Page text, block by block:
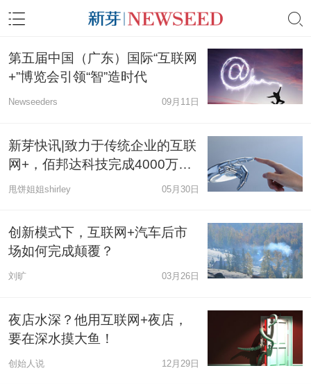
第五届中国（广东）国际“互联网
+”博览会引领“智”造时代
Newseeders 09月11日
新芽快讯|致力于传统企业的互联
网+，佰邦达科技完成4000万元
A+轮融资
甩饼姐姐shirley 05月30日
创新模式下，互联网+汽车后市
场如何完成颠覆？
刘旷 03月26日
夜店水深？他用互联网+夜店，
要在深水摸大鱼！
创始人说 12月29日